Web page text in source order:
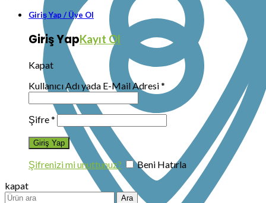
Giriş Yap / Üye Ol
Giriş YapKayıt Ol
Kapat
Kullanıcı Adı yada E-Mail Adresi*
Şifre*
Şifrenizi mi unuttunuz?
Beni Hatırla
kapat
Ara